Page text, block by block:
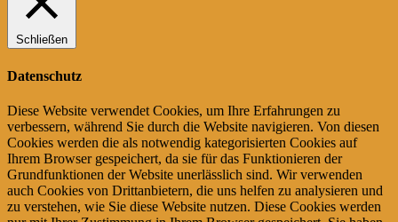
Schließen
Datenschutz
Diese Website verwendet Cookies, um Ihre Erfahrungen zu
verbessern, während Sie durch die Website navigieren. Von diesen
Cookies werden die als notwendig kategorisierten Cookies auf
Ihrem Browser gespeichert, da sie für das Funktionieren der
Grundfunktionen der Website unerlässlich sind. Wir verwenden
auch Cookies von Drittanbietern, die uns helfen zu analysieren und
zu verstehen, wie Sie diese Website nutzen. Diese Cookies werden